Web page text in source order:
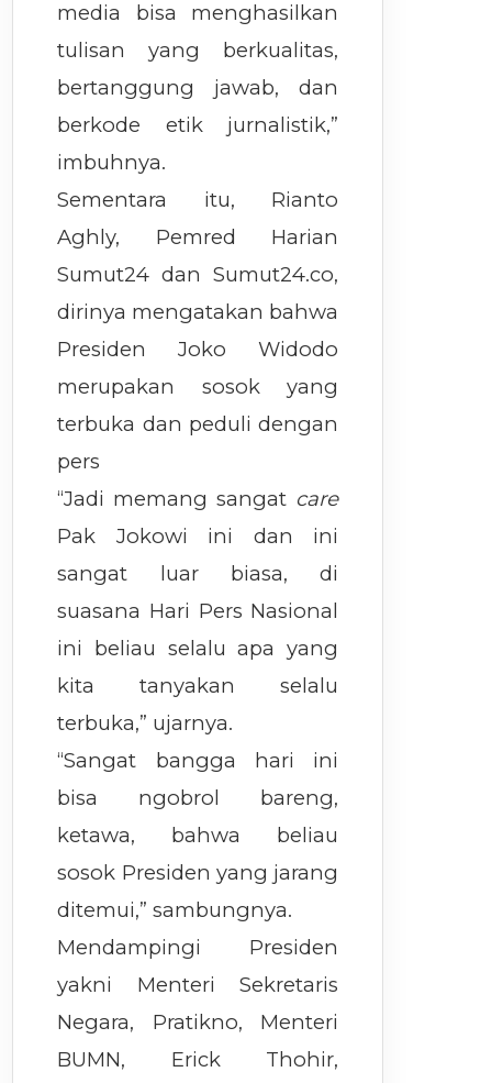
media bisa menghasilkan
tulisan yang berkualitas,
bertanggung jawab, dan
berkode etik jurnalistik,”
imbuhnya.
Sementara itu, Rianto
Aghly, Pemred Harian
Sumut24 dan Sumut24.co,
dirinya mengatakan bahwa
Presiden Joko Widodo
merupakan sosok yang
terbuka dan peduli dengan
pers
“Jadi memang sangat care
Pak Jokowi ini dan ini
sangat luar biasa, di
suasana Hari Pers Nasional
ini beliau selalu apa yang
kita tanyakan selalu
terbuka,” ujarnya.
“Sangat bangga hari ini
bisa ngobrol bareng,
ketawa, bahwa beliau
sosok Presiden yang jarang
ditemui,” sambungnya.
Mendampingi Presiden
yakni Menteri Sekretaris
Negara, Pratikno, Menteri
BUMN, Erick Thohir,